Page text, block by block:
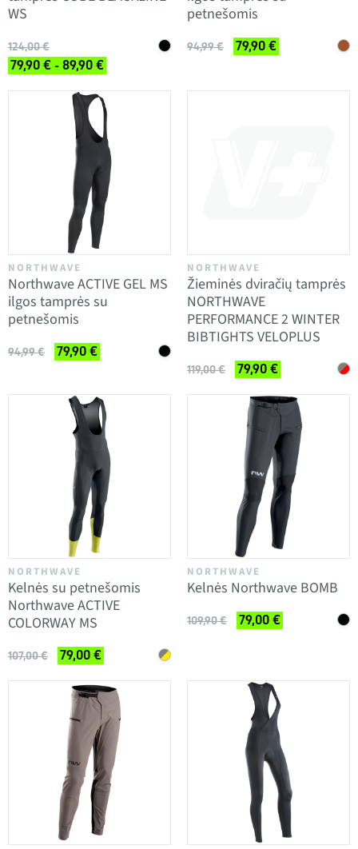
WS
124,00 €
79,90 € - 89,90 €
petnešomis
94,99 € 79,90 €
NORTHWAVE
Northwave ACTIVE GEL MS
ilgos tamprės su
petnešomis
94,99 € 79,90 €
NORTHWAVE
Žieminės dviračių tamprės
NORTHWAVE
PERFORMANCE 2 WINTER
BIBTIGHTS VELOPLUS
119,00 € 79,90 €
NORTHWAVE
Kelnės su petnešomis
Northwave ACTIVE
COLORWAY MS
107,00 € 79,00 €
NORTHWAVE
Kelnės Northwave BOMB
109,90 € 79,00 €